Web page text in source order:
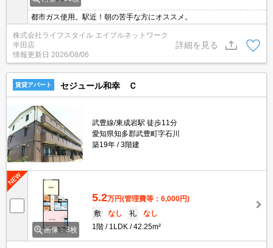
都市ガス使用。駅近！朝の苦手な方にオススメ。
株式会社ライフスタイル エイブルネットワーク
半田店
情報更新日 2026/08/06
詳細を見る
賃貸アパート セジュール和幸 Ｃ
武豊線/東成岩駅 徒歩11分
愛知県知多郡武豊町字石川
築19年
3階建
画像：3枚
5.2万円(管理費等：6,000円)
敷
なし 礼
なし
1階
1LDK 42.25m²